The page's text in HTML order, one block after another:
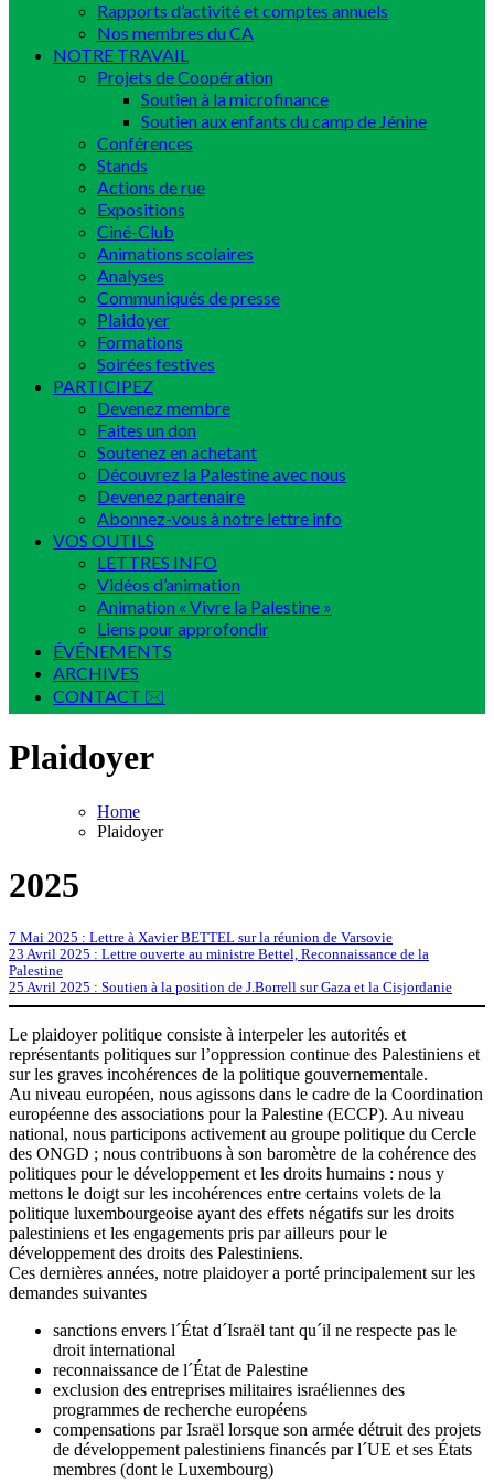
Rapports d’activité et comptes annuels
Nos membres du CA
NOTRE TRAVAIL
Projets de Coopération
Soutien à la microfinance
Soutien aux enfants du camp de Jénine
Conférences
Stands
Actions de rue
Expositions
Ciné-Club
Animations scolaires
Analyses
Communiqués de presse
Plaidoyer
Formations
Soirées festives
PARTICIPEZ
Devenez membre
Faites un don
Soutenez en achetant
Découvrez la Palestine avec nous
Devenez partenaire
Abonnez-vous à notre lettre info
VOS OUTILS
LETTRES INFO
Vidéos d’animation
Animation « Vivre la Palestine »
Liens pour approfondir
ÉVÉNEMENTS
ARCHIVES
CONTACT 🖂
Plaidoyer
Home
Plaidoyer
2025
7 Mai 2025 : Lettre à Xavier BETTEL sur la réunion de Varsovie
23 Avril 2025 : Lettre ouverte au ministre Bettel, Reconnaissance de la
Palestine
25 Avril 2025 : Soutien à la position de J.Borrell sur Gaza et la Cisjordanie
Le plaidoyer politique consiste à interpeler les autorités et
représentants politiques sur l’oppression continue des Palestiniens et
sur les graves incohérences de la politique gouvernementale.
Au niveau européen, nous agissons dans le cadre de la Coordination
européenne des associations pour la Palestine (ECCP). Au niveau
national, nous participons activement au groupe politique du Cercle
des ONGD ; nous contribuons à son baromètre de la cohérence des
politiques pour le développement et les droits humains : nous y
mettons le doigt sur les incohérences entre certains volets de la
politique luxembourgeoise ayant des effets négatifs sur les droits
palestiniens et les engagements pris par ailleurs pour le
développement des droits des Palestiniens.
Ces dernières années, notre plaidoyer a porté principalement sur les
demandes suivantes
sanctions envers l´État d´Israël tant qu´il ne respecte pas le
droit international
reconnaissance de l´État de Palestine
exclusion des entreprises militaires israéliennes des
programmes de recherche européens
compensations par Israël lorsque son armée détruit des projets
de développement palestiniens financés par l´UE et ses États
membres (dont le Luxembourg)